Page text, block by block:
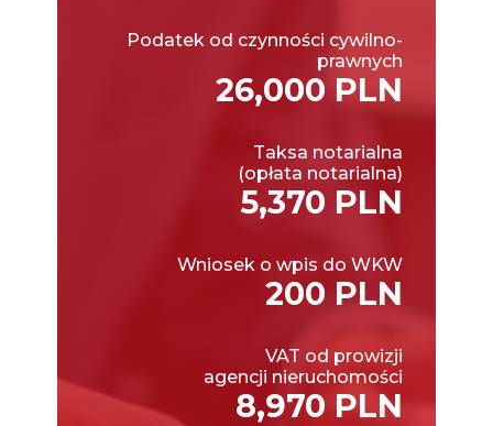
Podatek od czynności cywilno-
prawnych
26,000 PLN
Taksa notarialna
(opłata notarialna)
5,370 PLN
Wniosek o wpis do WKW
200 PLN
VAT od prowizji
agencji nieruchomości
8,970 PLN